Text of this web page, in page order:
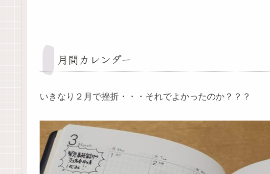
月間カレンダー
いきなり２月で挫折・・・それでよかったのか？？？